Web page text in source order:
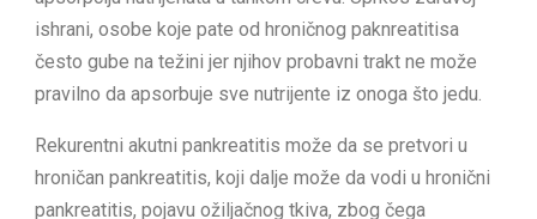
ishrani, osobe koje pate od hroničnog paknreatitisa
često gube na težini jer njihov probavni trakt ne može
pravilno da apsorbuje sve nutrijente iz onoga što jedu.
Rekurentni akutni pankreatitis može da se pretvori u
hroničan pankreatitis, koji dalje može da vodi u hronični
pankreatitis, pojavu ožiljačnog tkiva, zbog čega